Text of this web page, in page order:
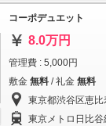
コーポデュエット
8.0万円
管理費 : 5,000円
敷金 無料 / 礼金 無料
東京都渋谷区恵比
東京メトロ日比